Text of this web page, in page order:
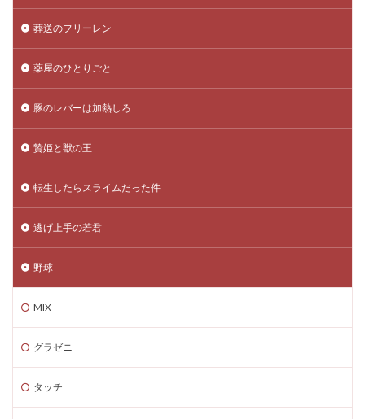
葬送のフリーレン
薬屋のひとりごと
豚のレバーは加熱しろ
贄姫と獣の王
転生したらスライムだった件
逃げ上手の若君
野球
MIX
グラゼニ
タッチ